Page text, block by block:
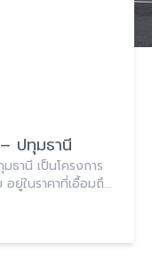
ปทุมธานี
ธานี เป็นโครงการ
ยู่ในราคาที่เอื้อมถึง
านอาหาร